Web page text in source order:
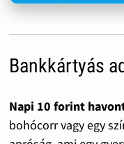
Bankkártyás
Napi 10 forint
bohócorr vagy egy